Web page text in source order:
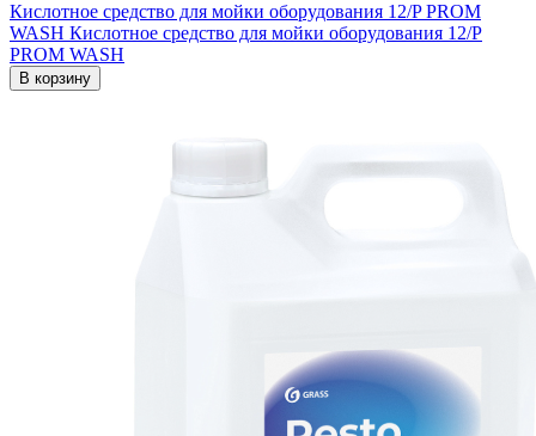
Кислотное средство для мойки оборудования 12/P PROM
WASH Кислотное средство для мойки оборудования 12/P
PROM WASH
В корзину